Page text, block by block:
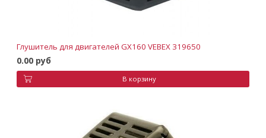
Глушитель для двигателей GX160 VEBEX 319650
0.00 руб
В корзину